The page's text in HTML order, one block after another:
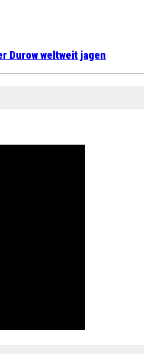
Durow weltweit jagen